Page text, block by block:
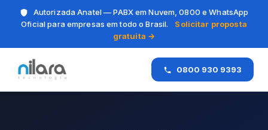
Autorizada Anatel — PABX em Nuvem, 0800 e WhatsApp
Oficial para empresas em todo o Brasil.
Solicitar proposta
gratuita →
0800 930 9393